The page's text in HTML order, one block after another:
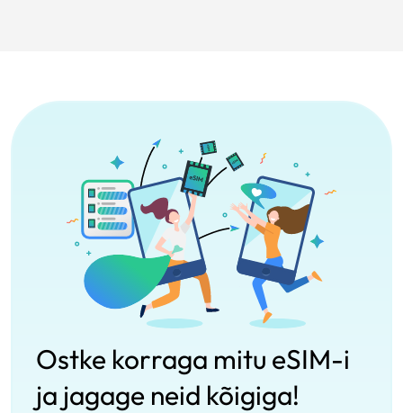
Ostke korraga mitu eSIM-i
ja jagage neid kõigiga!